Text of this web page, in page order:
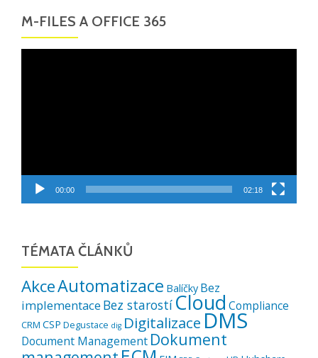
M-FILES A OFFICE 365
00:00 02:18
TÉMATA ČLÁNKŮ
AkceAutomatizace Balíčky Bez
implementace Bez starostí Cloud Compliance
CRM CSP Degustace dig Digitalizace DMS
Document Management Dokument